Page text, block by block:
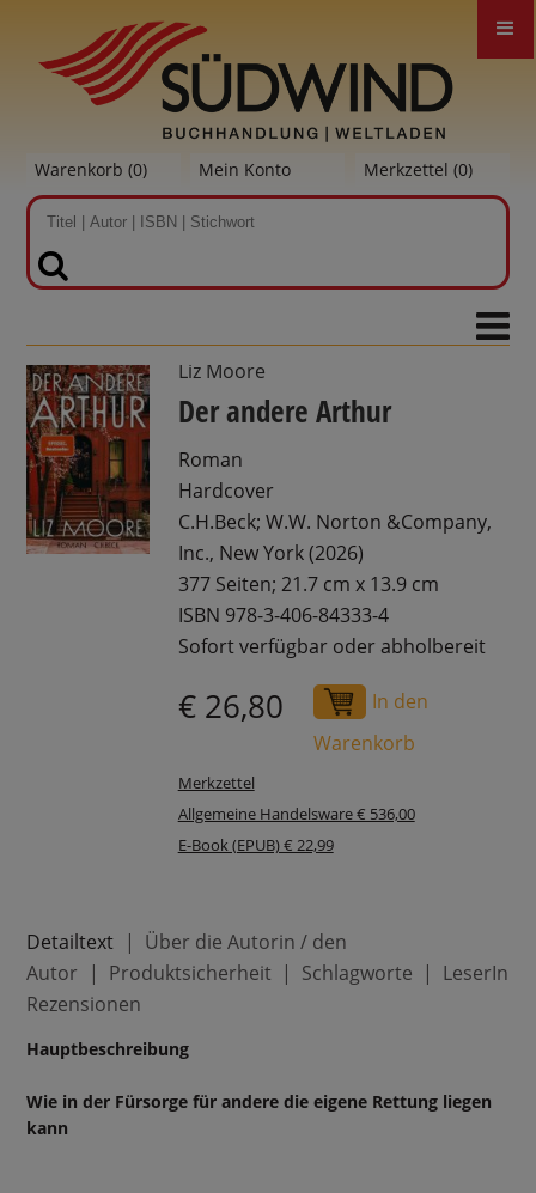
Warenkorb (0) Mein Konto Merkzettel (0)
Liz Moore
Der andere Arthur
Roman
Hardcover
C.H.Beck; W.W. Norton &Company,
Inc., New York (2026)
377 Seiten; 21.7 cm x 13.9 cm
ISBN 978-3-406-84333-4
Sofort verfügbar oder abholbereit
€ 26,80
In den
Warenkorb
Merkzettel
Allgemeine Handelsware € 536,00
E-Book (EPUB) € 22,99
Detailtext
Über die Autorin / den
Autor
Produktsicherheit Schlagworte
Rezensionen
Hauptbeschreibung
Wie in der Fürsorge für andere die eigene Rettung liegen
kann